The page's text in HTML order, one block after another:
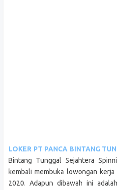
LOKER PT PANCA BINTANG
Bintang Tunggal Sejahtera
kembali membuka lowongan
2020. Adapun dibawah ini